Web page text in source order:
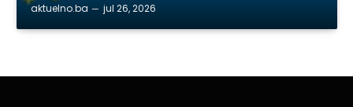
aktuelno.ba jul 26, 2026